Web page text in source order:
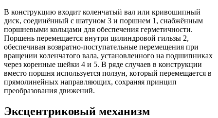
В конструкцию входит коленчатый вал или кривошипный
диск, соединённый с шатуном 3 и поршнем 1, снабжённым
поршневыми кольцами для обеспечения герметичности.
Поршень перемещается внутри цилиндровой гильзы 2,
обеспечивая возвратно-поступательные перемещения при
вращении коленчатого вала, установленного на подшипниках
через коренные шейки 4 и 5. В ряде случаев в конструкции
вместо поршня используется ползун, который перемещается в
прямолинейных направляющих, сохраняя принцип
преобразования движений.
Эксцентриковый механизм